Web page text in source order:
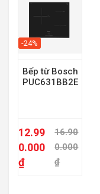
-24%
Bếp từ Bosch
PUC631BB2E
16.90
0.000
₫
12.99
0.000
₫